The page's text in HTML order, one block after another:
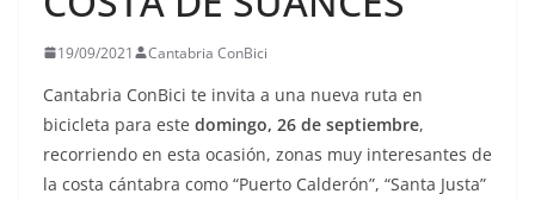
19/09/2021 Cantabria ConBici
Cantabria ConBici te invita a una nueva ruta en
bicicleta para este domingo, 26 de septiembre,
recorriendo en esta ocasión, zonas muy interesantes de
la costa cántabra como “Puerto Calderón”, “Santa Justa”